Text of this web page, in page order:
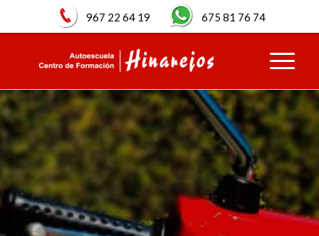
967 22 64 19 675 81 76 74